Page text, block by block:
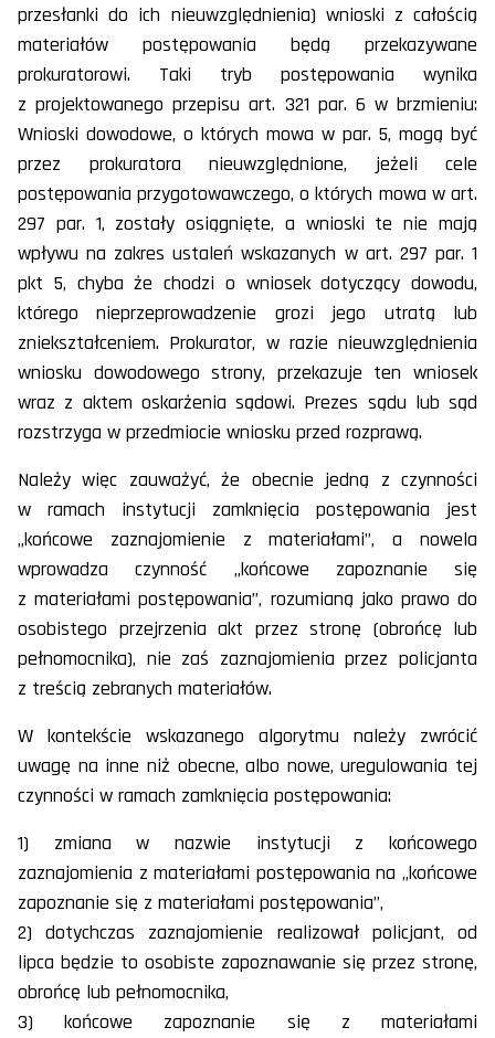
przesłanki do ich nieuwzględnienia) wnioski z całością
materiałów postępowania będą przekazywane
prokuratorowi. Taki tryb postępowania wynika
z projektowanego przepisu art. 321 par. 6 w brzmieniu:
Wnioski dowodowe, o których mowa w par. 5, mogą być
przez prokuratora nieuwzględnione, jeżeli cele
postępowania przygotowawczego, o których mowa w art.
297 par. 1, zostały osiągnięte, a wnioski te nie mają
wpływu na zakres ustaleń wskazanych w art. 297 par. 1
pkt 5, chyba że chodzi o wniosek dotyczący dowodu,
którego nieprzeprowadzenie grozi jego utratą lub
zniekształceniem. Prokurator, w razie nieuwzględnienia
wniosku dowodowego strony, przekazuje ten wniosek
wraz z aktem oskarżenia sądowi. Prezes sądu lub sąd
rozstrzyga w przedmiocie wniosku przed rozprawą.
Należy więc zauważyć, że obecnie jedną z czynności
w ramach instytucji zamknięcia postępowania jest
„końcowe zaznajomienie z materiałami”, a nowela
wprowadza czynność „końcowe zapoznanie się
z materiałami postępowania”, rozumianą jako prawo do
osobistego przejrzenia akt przez stronę (obrońcę lub
pełnomocnika), nie zaś zaznajomienia przez policjanta
z treścią zebranych materiałów.
W kontekście wskazanego algorytmu należy zwrócić
uwagę na inne niż obecne, albo nowe, uregulowania tej
czynności w ramach zamknięcia postępowania:
1) zmiana w nazwie instytucji z końcowego
zaznajomienia z materiałami postępowania na „końcowe
zapoznanie się z materiałami postępowania”,
2) dotychczas zaznajomienie realizował policjant, od
lipca będzie to osobiste zapoznawanie się przez stronę,
obrońcę lub pełnomocnika,
3) końcowe zapoznanie się z materiałami